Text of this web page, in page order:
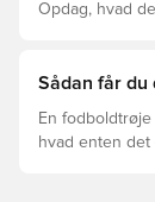
Opdag, hvad
Sådan får du
En
hvad enten